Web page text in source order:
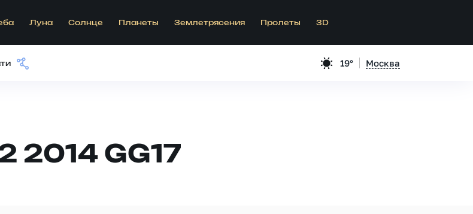
Луна Солнце Планеты Землетрясения Пролеты 3D
19° Москва
2014 GG17